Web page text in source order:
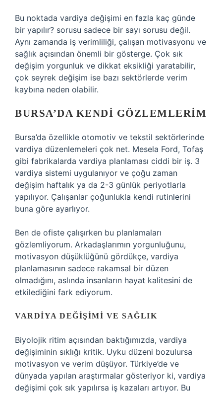
Bu noktada vardiya değişimi en fazla kaç günde
bir yapılır? sorusu sadece bir sayı sorusu değil.
Aynı zamanda iş verimliliği, çalışan motivasyonu ve
sağlık açısından önemli bir gösterge. Çok sık
değişim yorgunluk ve dikkat eksikliği yaratabilir,
çok seyrek değişim ise bazı sektörlerde verim
kaybına neden olabilir.
BURSA’DA KENDI GÖZLEMLERIM
Bursa’da özellikle otomotiv ve tekstil sektörlerinde
vardiya düzenlemeleri çok net. Mesela Ford, Tofaş
gibi fabrikalarda vardiya planlaması ciddi bir iş. 3
vardiya sistemi uygulanıyor ve çoğu zaman
değişim haftalık ya da 2-3 günlük periyotlarla
yapılıyor. Çalışanlar çoğunlukla kendi rutinlerini
buna göre ayarlıyor.
Ben de ofiste çalışırken bu planlamaları
gözlemliyorum. Arkadaşlarımın yorgunluğunu,
motivasyon düşüklüğünü gördükçe, vardiya
planlamasının sadece rakamsal bir düzen
olmadığını, aslında insanların hayat kalitesini de
etkilediğini fark ediyorum.
VARDIYA DEĞIŞIMI VE SAĞLIK
Biyolojik ritim açısından baktığımızda, vardiya
değişiminin sıklığı kritik. Uyku düzeni bozulursa
motivasyon ve verim düşüyor. Türkiye’de ve
dünyada yapılan araştırmalar gösteriyor ki, vardiya
değişimi çok sık yapılırsa iş kazaları artıyor. Bu